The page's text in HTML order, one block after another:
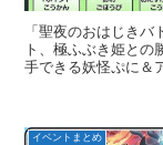
「聖夜のおはじき
ト、極ふぶき姫との
手できる妖怪ぷに＆
イベントまとめ